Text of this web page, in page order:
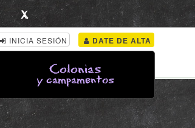
x
INICIA SESIÓN DATE DE ALTA
Colonias
y campamentos